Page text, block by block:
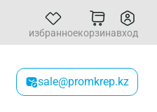
избранноекорзинавход
sale@promkrep.kz